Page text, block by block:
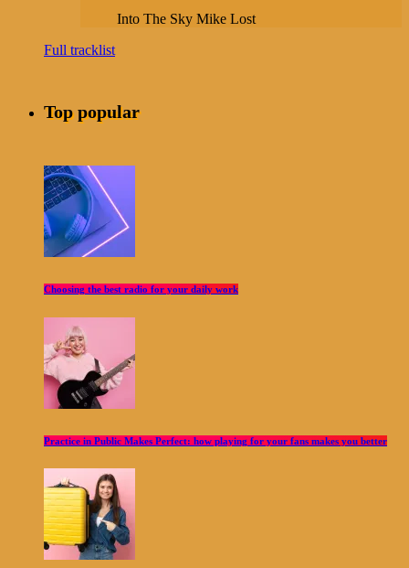
Into The Sky Mike Lost
Full tracklist
Top popular
Choosing the best radio for your daily work
Practice in Public Makes Perfect: how playing for your fans makes you better